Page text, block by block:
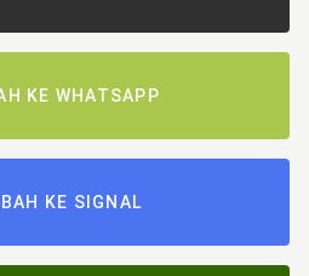
KE WHATSAPP
KE SIGNAL